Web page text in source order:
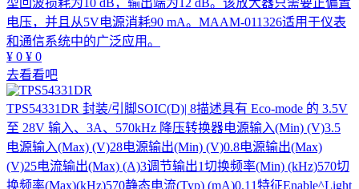
型回波损耗为10 dB，输出端为12 dB。该放大器只需要正偏置
电压，并且从5V电源消耗90 mA。MAAM-011326适用于仪表
和通信系统中的广泛应用。
¥ 0 ¥ 0
去看看吧
TPS54331DR 封装/引脚SOIC(D)| 8描述具有 Eco-mode 的 3.5V
至 28V 输入、3A、570kHz 降压转换器电源输入(Min) (V)3.5
电源输入(Max) (V)28电源输出(Min) (V)0.8电源输出(Max)
(V)25电流输出(Max) (A)3调节输出1切换频率(Min) (kHz)570切
换频率(Max)(kHz)570静态电流(Typ) (mA)0.11特征Enable^Light